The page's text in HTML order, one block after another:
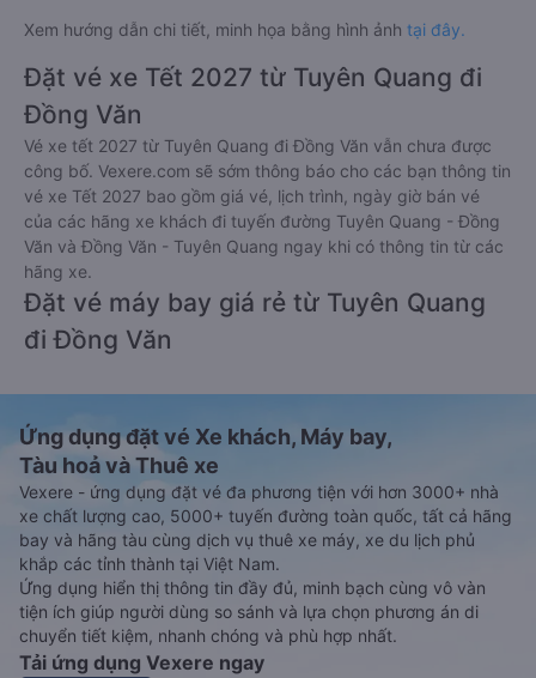
Xem hướng dẫn chi tiết, minh họa bằng hình ảnh tại đây.
Đặt vé xe Tết 2027 từ Tuyên Quang đi
Đồng Văn
Vé xe tết 2027 từ Tuyên Quang đi Đồng Văn vẫn chưa được
công bố. Vexere.com sẽ sớm thông báo cho các bạn thông tin
vé xe Tết 2027 bao gồm giá vé, lịch trình, ngày giờ bán vé
của các hãng xe khách đi tuyến đường Tuyên Quang - Đồng
Văn và Đồng Văn - Tuyên Quang ngay khi có thông tin từ các
hãng xe.
Đặt vé máy bay giá rẻ từ Tuyên Quang
đi Đồng Văn
Ứng dụng đặt vé Xe khách, Máy bay,
Tàu hoả và Thuê xe
Vexere - ứng dụng đặt vé đa phương tiện với hơn 3000+ nhà
xe chất lượng cao, 5000+ tuyến đường toàn quốc, tất cả hãng
bay và hãng tàu cùng dịch vụ thuê xe máy, xe du lịch phủ
khắp các tỉnh thành tại Việt Nam.
Ứng dụng hiển thị thông tin đầy đủ, minh bạch cùng vô vàn
tiện ích giúp người dùng so sánh và lựa chọn phương án di
chuyển tiết kiệm, nhanh chóng và phù hợp nhất.
Tải ứng dụng Vexere ngay